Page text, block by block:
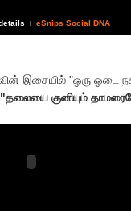
eSnips Social DNA
இசையில் "ஒரு ஓடை
"தலையை குனியும்